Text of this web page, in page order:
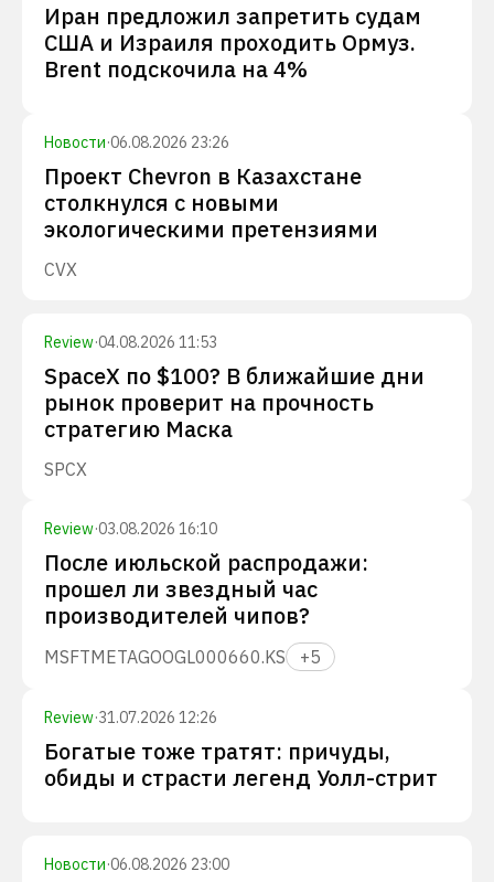
Иран предложил запретить судам
США и Израиля проходить Ормуз.
Brent подскочила на 4%
Новости·06.08.2026 23:26
Проект Chevron в Казахстане
столкнулся с новыми
экологическими претензиями
CVX
Review·04.08.2026 11:53
SpaceX по $100? В ближайшие дни
рынок проверит на прочность
стратегию Маска
SPCX
Review·03.08.2026 16:10
После июльской распродажи:
прошел ли звездный час
производителей чипов?
MSFTMETAGOOGL000660.KS +5
Review·31.07.2026 12:26
Богатые тоже тратят: причуды,
обиды и страсти легенд Уолл-стрит
Новости·06.08.2026 23:00